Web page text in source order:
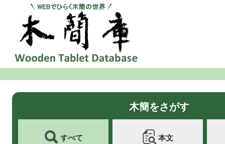
木簡をさがす
すべて 本文